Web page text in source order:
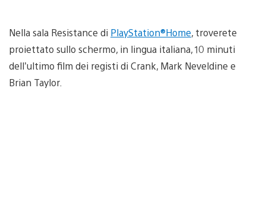
Nella sala Resistance di PlayStation®Home, troverete
proiettato sullo schermo, in lingua italiana, 10 minuti
dell’ultimo film dei registi di Crank, Mark Neveldine e
Brian Taylor.